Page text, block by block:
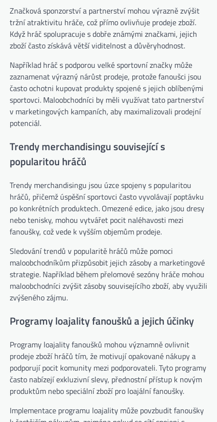
Značková sponzorství a partnerství mohou výrazně zvýšit
tržní atraktivitu hráče, což přímo ovlivňuje prodeje zboží.
Když hráč spolupracuje s dobře známými značkami, jejich
zboží často získává větší viditelnost a důvěryhodnost.
Například hráč s podporou velké sportovní značky může
zaznamenat výrazný nárůst prodeje, protože fanoušci jsou
často ochotni kupovat produkty spojené s jejich oblíbenými
sportovci. Maloobchodníci by měli využívat tato partnerství
v marketingových kampaních, aby maximalizovali prodejní
potenciál.
Trendy merchandisingu související s
popularitou hráčů
Trendy merchandisingu jsou úzce spojeny s popularitou
hráčů, přičemž úspěšní sportovci často vyvolávají poptávku
po konkrétních produktech. Omezené edice, jako jsou dresy
nebo tenisky, mohou vytvářet pocit naléhavosti mezi
fanoušky, což vede k vyšším objemům prodeje.
Sledování trendů v popularitě hráčů může pomoci
maloobchodníkům přizpůsobit jejich zásoby a marketingové
strategie. Například během přelomové sezóny hráče mohou
maloobchodníci zvýšit zásoby souvisejícího zboží, aby využili
zvýšeného zájmu.
Programy loajality fanoušků a jejich účinky
Programy loajality fanoušků mohou významně ovlivnit
prodeje zboží hráčů tím, že motivují opakované nákupy a
podporují pocit komunity mezi podporovateli. Tyto programy
často nabízejí exkluzivní slevy, přednostní přístup k novým
produktům nebo speciální zboží pro loajální fanoušky.
Implementace programu loajality může povzbudit fanoušky